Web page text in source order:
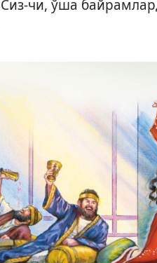
Сиз-чи, ўша